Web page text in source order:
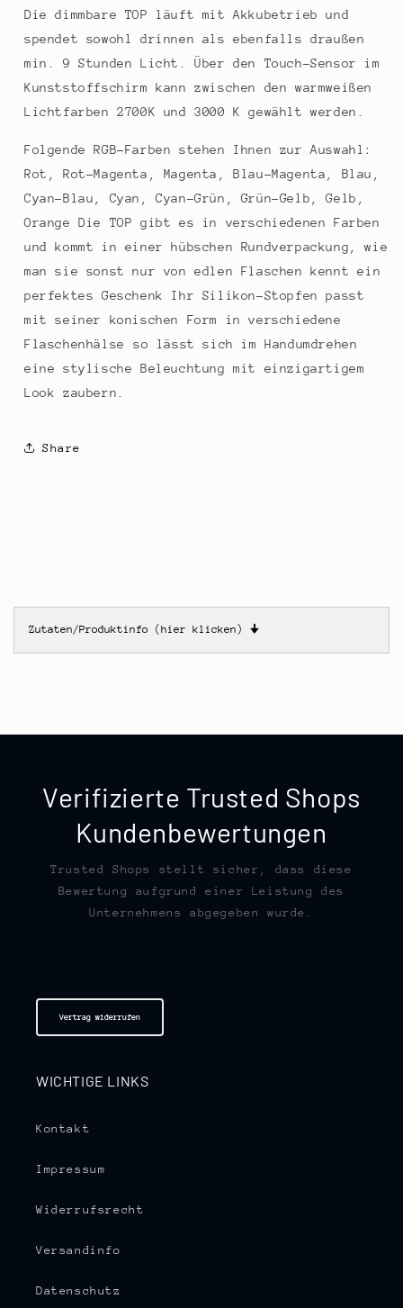
Die dimmbare TOP läuft mit Akkubetrieb und
spendet sowohl drinnen als ebenfalls draußen
min. 9 Stunden Licht. Über den Touch-Sensor im
Kunststoffschirm kann zwischen den warmweißen
Lichtfarben 2700K und 3000 K gewählt werden.
Folgende RGB-Farben stehen Ihnen zur Auswahl:
Rot, Rot-Magenta, Magenta, Blau-Magenta, Blau,
Cyan-Blau, Cyan, Cyan-Grün, Grün-Gelb, Gelb,
Orange Die TOP gibt es in verschiedenen Farben
und kommt in einer hübschen Rundverpackung, wie
man sie sonst nur von edlen Flaschen kennt ein
perfektes Geschenk Ihr Silikon-Stopfen passt
mit seiner konischen Form in verschiedene
Flaschenhälse so lässt sich im Handumdrehen
eine stylische Beleuchtung mit einzigartigem
Look zaubern.
Share
Zutaten/Produktinfo (hier klicken) 🠋
Verifizierte Trusted Shops
Kundenbewertungen
Trusted Shops stellt sicher, dass diese
Bewertung aufgrund einer Leistung des
Unternehmens abgegeben wurde.
Vertrag widerrufen
WICHTIGE LINKS
Kontakt
Impressum
Widerrufsrecht
Versandinfo
Datenschutz